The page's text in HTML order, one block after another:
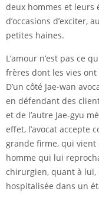
deux hommes et leurs
d’occasions d’exciter,
petites haines.
L’amour n’est pas ce
frères dont les vies
D’un côté Jae-wan
en défendant des
et de l’autre Jae-gyu
effet, l’avocat accepte
grande firme, qui vient
homme qui lui
chirurgien, quant à lui,
hospitalisée dans un